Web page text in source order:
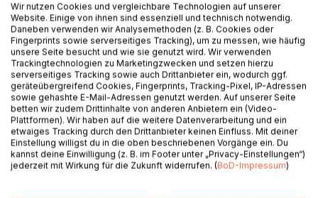
BESCHREIBUNG
Aus den Höhen und Tiefen meines Lebens entwickelte
sich ein heilsamer Weg für ein erfülltes Sein.
Außergewöhnliche Begegnungen und Erfahrungen mit der
Wir nutzen Cookies und vergleichbare Technologien auf unserer
Website. Einige von ihnen sind essenziell und technisch notwendig.
Daneben verwenden wir Analysemethoden (z. B. Cookies oder
Fingerprints sowie serverseitiges Tracking), um zu messen, wie häufig
unsere Seite besucht und wie sie genutzt wird. Wir verwenden
Trackingtechnologien zu Marketingzwecken und setzen hierzu
serverseitiges Tracking sowie auch Drittanbieter ein, wodurch ggf.
geräteübergreifend Cookies, Fingerprints, Tracking-Pixel, IP-Adressen
sowie gehashte E-Mail-Adressen genutzt werden. Auf unserer Seite
betten wir zudem Drittinhalte von anderen Anbietern ein (Video-
Plattformen). Wir haben auf die weitere Datenverarbeitung und ein
etwaiges Tracking durch den Drittanbieter keinen Einfluss. Mit deiner
Einstellung willigst du in die oben beschriebenen Vorgänge ein. Du
kannst deine Einwilligung (z. B. im Footer unter „Privacy-Einstellungen“)
jederzeit mit Wirkung für die Zukunft widerrufen. (BoD-Impressum)